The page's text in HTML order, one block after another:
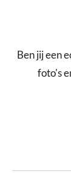
Ben jij een
foto's